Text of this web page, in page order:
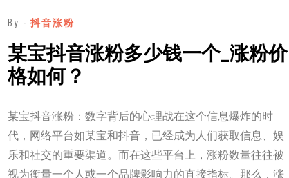
By -抖音涨粉
某宝抖音涨粉多少钱一个_涨粉价
格如何？
某宝抖音涨粉：数字背后的心理战在这个信息爆炸的时
代，网络平台如某宝和抖音，已经成为人们获取信息、娱
乐和社交的重要渠道。而在这些平台上，涨粉数量往往被
视为衡量一个人或一个品牌影响力的直接指标。那么，涨